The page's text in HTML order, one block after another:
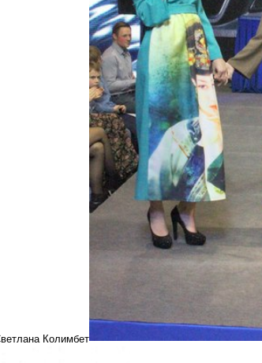
Колимбет